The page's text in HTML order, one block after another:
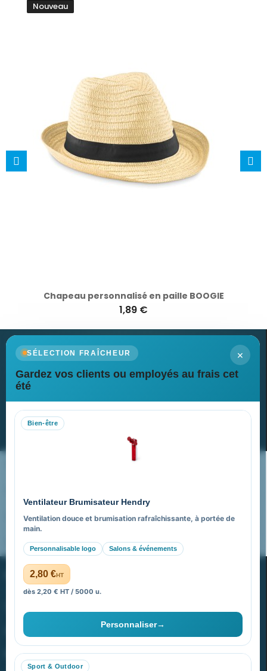
Nouveau
Chapeau personnalisé en paille BOOGIE
1,89 €
×
SÉLECTION FRAÎCHEUR
Gardez vos clients ou employés au frais cet
été
Bien-être
Ventilateur Brumisateur Hendry
Ventilation douce et brumisation rafraîchissante, à portée de
main.
Personnalisable logo Salons & événements
2,80 €HT
dès 2,20 € HT / 5000 u.
Personnaliser→
Sport & Outdoor
Newsletter
Recevez nos dernières nouvelles et nos offres spéciales
Nos expertises & accompagnement global
FAQ sur Promenoch Goodies Pub France
Pourquoi ça a marché à 100% pour moi ?
PROMENOCH GOODIES
40 rue Madeleine Michelis
92 200 Neuilly